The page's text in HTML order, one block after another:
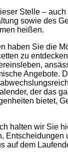
Stelle –
sowie des
heißen.
haben Sie die
zu
Angebote.
der das
bietet,
halten wir Sie
Entscheidungen
auf dem